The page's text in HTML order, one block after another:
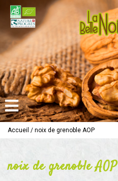
Accueil / noix de grenoble AOP
noix de grenoble AOP